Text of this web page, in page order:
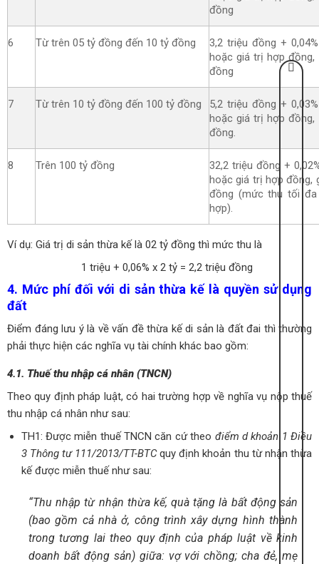
đồng
6 Từ trên 05 tỷ đồng đến 10 tỷ đồng
3,2 triệu đồng +
hoặc giá trị hợp
đồng
7 Từ trên 10 tỷ đồng đến 100 tỷ đồng
5,2 triệu đồng +
hoặc giá trị hợp
đồng.
8 Trên 100 tỷ đồng
32,2 triệu đồng +
hoặc giá trị hợp đồng,
đồng (mức thu tối
hợp).
Ví dụ: Giá trị di sản thừa kế là 02 tỷ đồng thì mức thu là
1 triệu + 0,06% x 2 tỷ = 2,2 triệu đồng
4. Mức phí đối với di sản thừa kế là quyền sử dụng
đất
Điểm đáng lưu ý là về vấn đề thừa kế di sản là đất đai thì thường
phải thực hiện các nghĩa vụ tài chính khác bao gồm:
4.1. Thuế thu nhập cá nhân (TNCN)
Theo quy định pháp luật, có hai trường hợp về nghĩa vụ nộp thuế
thu nhập cá nhân như sau:
TH1: Được miễn thuế TNCN căn cứ theo điểm d khoản 1 Điều
3 Thông tư 111/2013/TT-BTCquy định khoản thu từ nhận thừa
kế được miễn thuế như sau:
“Thu nhập từ nhận thừa kế, quà tặng là bất động sản
(bao gồm cả nhà ở, công trình xây dựng hình thành
trong tương lai theo quy định của pháp luật về kinh
doanh bất động sản) giữa: vợ với chồng; cha đẻ, mẹ